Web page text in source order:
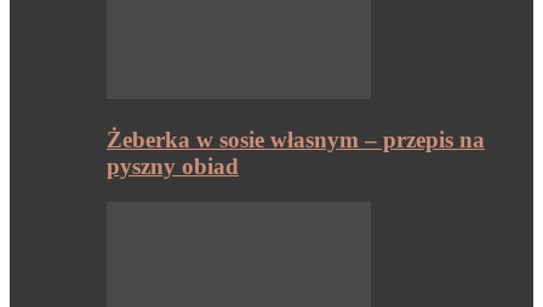
Żeberka w sosie własnym – przepis na
pyszny obiad